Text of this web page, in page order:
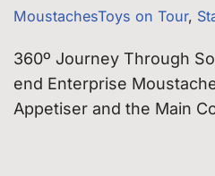
MoustachesToys on Tour,
360º Journey Through
end Enterprise
Appetiser and the Main